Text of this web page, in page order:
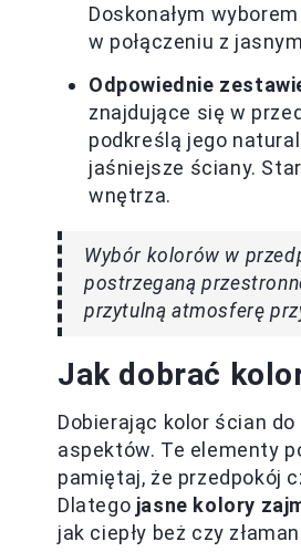
Doskonałym
w połączeniu z
Odpowiednie
znajdujące się w
podkreślą jego
jaśniejsze ściany.
wnętrza.
Wybór kolorów w
postrzeganą
przytulną atmosferę
Jak dobrać
Dobierając kolor ścian
aspektów. Te elementy
pamiętaj, że przedpokój
Dlatego jasne kolory
jak ciepły beż czy